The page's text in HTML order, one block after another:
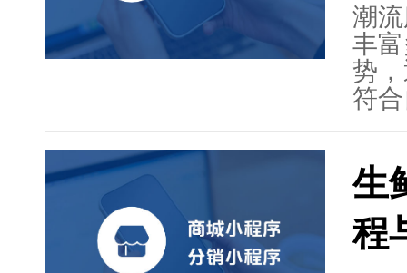
策
忠
智
可
环
潮
丰
势
符
务
时
道
生
程